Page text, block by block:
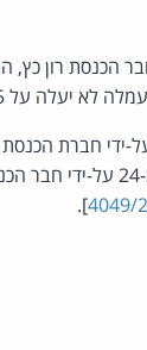
פרטית [פ/2426/25] של
אחד, אף אם נרכשו מספר כרטיסים.
[
].